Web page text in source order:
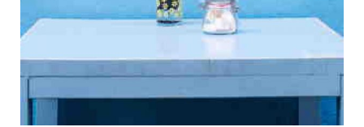
והמיתוג הנפוץ בישראל – שולחנות קפה לסלון.
למעשה, מדובר בשולחנות מעוצבים אשר מתאימות